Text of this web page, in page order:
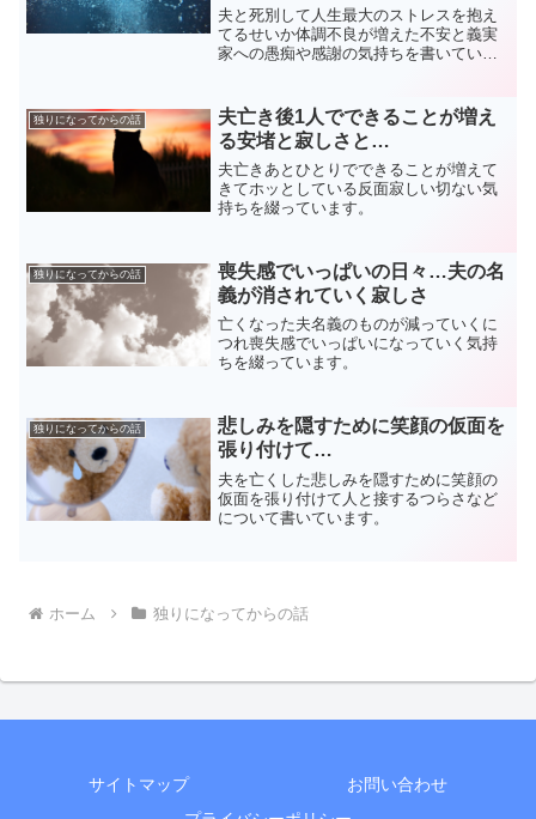
夫と死別して人生最大のストレスを抱え
てるせいか体調不良が増えた不安と義実
家への愚痴や感謝の気持ちを書いていま
独りになってからの話
夫亡き後1人でできることが増え
る安堵と寂しさと…
夫亡きあとひとりでできることが増えて
きてホッとしている反面寂しい切ない気
持ちを綴っています。
独りになってからの話
喪失感でいっぱいの日々…夫の名
義が消されていく寂しさ
亡くなった夫名義のものが減っていくに
つれ喪失感でいっぱいになっていく気持
ちを綴っています。
独りになってからの話
悲しみを隠すために笑顔の仮面を
張り付けて…
夫を亡くした悲しみを隠すために笑顔の
仮面を張り付けて人と接するつらさなど
について書いています。
ホーム 独りになってからの話
サイトマップ
お問い合わせ